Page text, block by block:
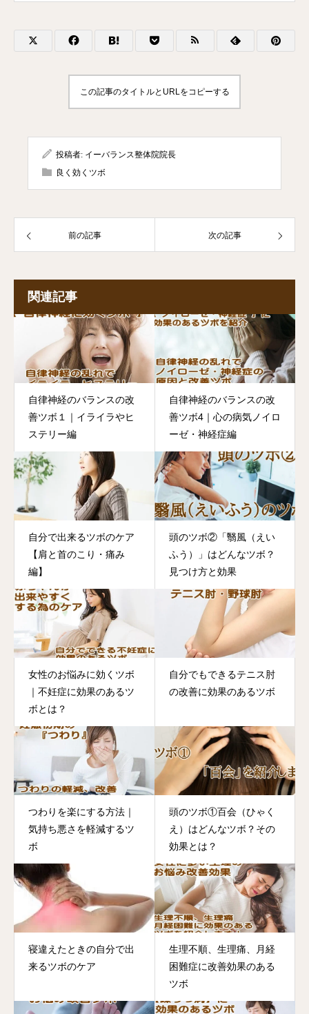
この記事のタイトルとURLをコピーする
投稿者: イーバランス整体院院長
良く効くツボ
前の記事 次の記事
関連記事
自律神経のバランスの改
善ツボ１｜イライラやヒ
ステリー編
自律神経のバランスの改
善ツボ4｜心の病気ノイロ
ーゼ・神経症編
自分で出来るツボのケア
【肩と首のこり・痛み
編】
頭のツボ②「翳風（えい
ふう）」はどんなツボ？
見つけ方と効果
女性のお悩みに効くツボ
｜不妊症に効果のあるツ
ボとは？
自分でもできるテニス肘
の改善に効果のあるツボ
つわりを楽にする方法｜
気持ち悪さを軽減するツ
ボ
頭のツボ①百会（ひゃく
え）はどんなツボ？その
効果とは？
寝違えたときの自分で出
来るツボのケア
生理不順、生理痛、月経
困難症に改善効果のある
ツボ